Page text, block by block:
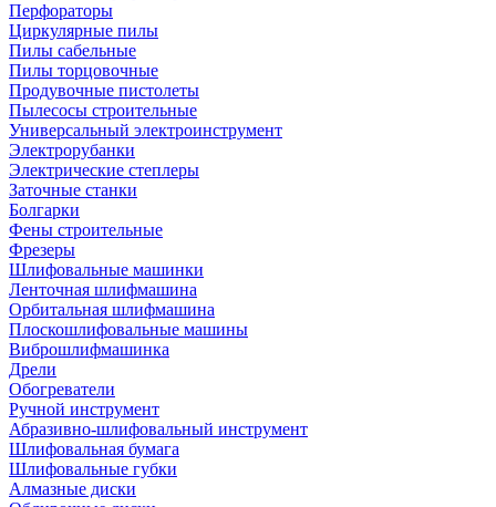
Перфораторы
Циркулярные пилы
Пилы сабельные
Пилы торцовочные
Продувочные пистолеты
Пылесосы строительные
Универсальный электроинструмент
Электрорубанки
Электрические степлеры
Заточные станки
Болгарки
Фены строительные
Фрезеры
Шлифовальные машинки
Ленточная шлифмашина
Орбитальная шлифмашина
Плоскошлифовальные машины
Виброшлифмашинка
Дрели
Обогреватели
Ручной инструмент
Абразивно-шлифовальный инструмент
Шлифовальная бумага
Шлифовальные губки
Алмазные диски